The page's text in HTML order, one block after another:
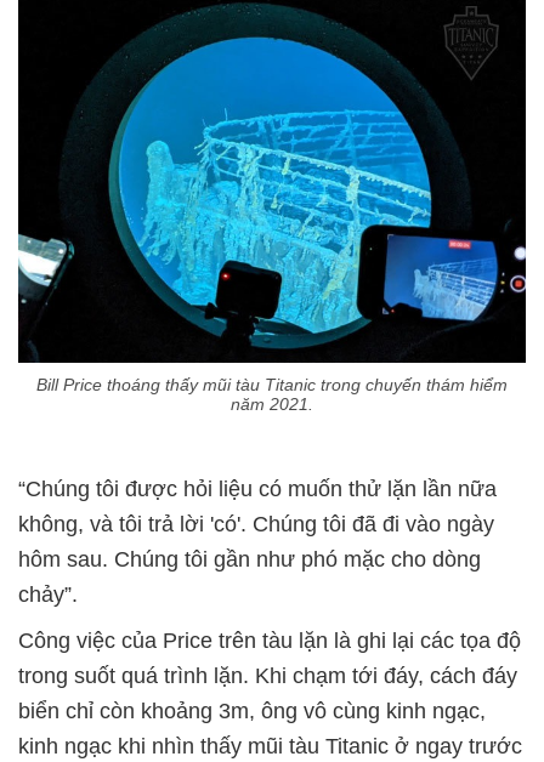
Bill Price thoáng thấy mũi tàu Titanic trong chuyến thám hiểm
năm 2021.
“Chúng tôi được hỏi liệu có muốn thử lặn lần nữa
không, và tôi trả lời 'có'. Chúng tôi đã đi vào ngày
hôm sau. Chúng tôi gần như phó mặc cho dòng
chảy”.
Công việc của Price trên tàu lặn là ghi lại các tọa độ
trong suốt quá trình lặn. Khi chạm tới đáy, cách đáy
biển chỉ còn khoảng 3m, ông vô cùng kinh ngạc,
kinh ngạc khi nhìn thấy mũi tàu Titanic ở ngay trước